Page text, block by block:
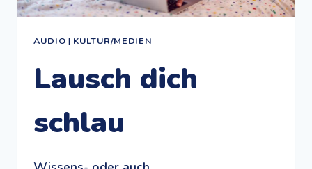
AUDIO | KULTUR/MEDIEN
Lausch dich
schlau